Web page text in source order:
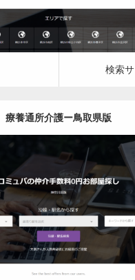
検索
療養通所介護ー鳥取県版
更新日：2023.03.09
検索サイト